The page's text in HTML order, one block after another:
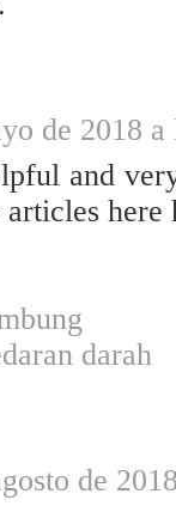
de 2018 a
and
darah
de